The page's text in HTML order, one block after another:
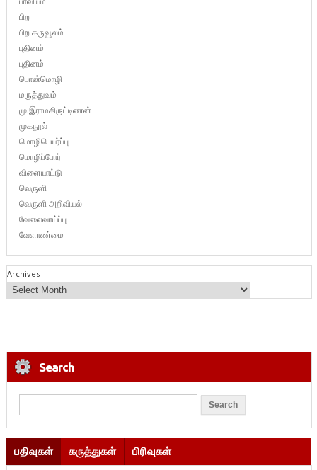
பிற
பிற கருவூலம்
புதினம்
புதினம்
பொன்மொழி
மருத்துவம்
மு.இராமகிருட்டிணன்
முகநூல்
மொழிபெயர்ப்பு
மொழிப்போர்
விளையாட்டு
வெருளி
வெருளி அறிவியல்
வேலைவாய்ப்பு
வேளாண்மை
Archives
Search
பதிவுகள் கருத்துகள் பிரிவுகள்